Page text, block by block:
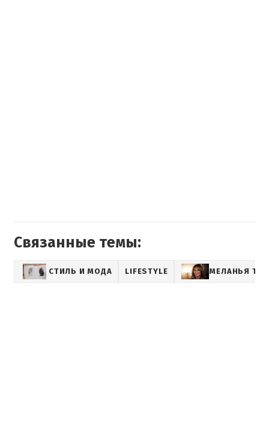
Связанные темы:
СТИЛЬ И МОДА LIFESTYLE МЕЛАНЬЯ